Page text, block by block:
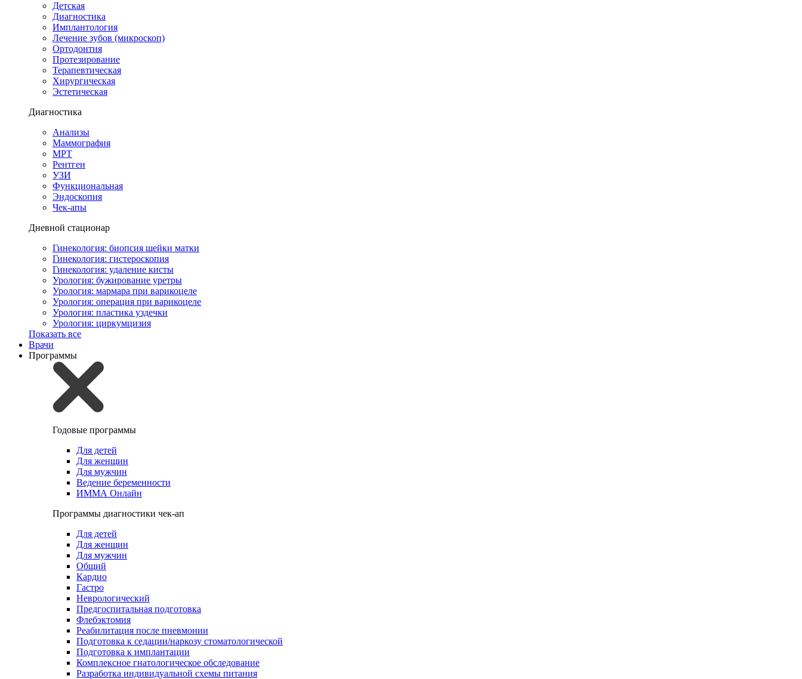
Детская
Диагностика
Имплантология
Лечение зубов (микроскоп)
Ортодонтия
Протезирование
Терапевтическая
Хирургическая
Эстетическая
Диагностика
Анализы
Маммография
МРТ
Рентген
УЗИ
Функциональная
Эндоскопия
Чек-апы
Дневной стационар
Гинекология: биопсия шейки матки
Гинекология: гистероскопия
Гинекология: удаление кисты
Урология: бужирование уретры
Урология: мармара при варикоцеле
Урология: операция при варикоцеле
Урология: пластика уздечки
Урология: циркумцизия
Показать все
Врачи
Программы
Годовые программы
Для детей
Для женщин
Для мужчин
Ведение беременности
ИММА Онлайн
Программы диагностики чек-ап
Для детей
Для женщин
Для мужчин
Общий
Кардио
Гастро
Неврологический
Предгоспитальная подготовка
Флебэктомия
Реабилитация после пневмонии
Подготовка к седации/наркозу стоматологической
Подготовка к имплантации
Комплексное гнатологическое обследование
Разработка индивидуальной схемы питания